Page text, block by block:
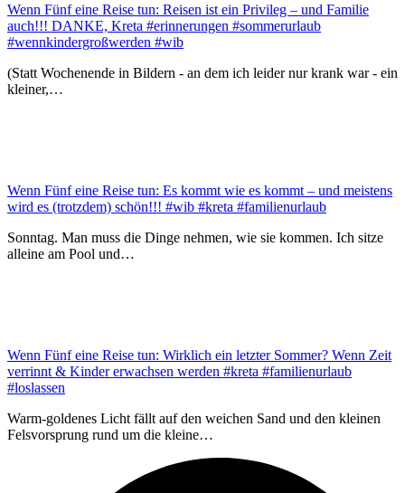
Wenn Fünf eine Reise tun: Reisen ist ein Privileg – und Familie
auch!!! DANKE, Kreta #erinnerungen #sommerurlaub
#wennkindergroßwerden #wib
(Statt Wochenende in Bildern - an dem ich leider nur krank war - ein
kleiner,…
Wenn Fünf eine Reise tun: Es kommt wie es kommt – und meistens
wird es (trotzdem) schön!!! #wib #kreta #familienurlaub
Sonntag. Man muss die Dinge nehmen, wie sie kommen. Ich sitze
alleine am Pool und…
Wenn Fünf eine Reise tun: Wirklich ein letzter Sommer? Wenn Zeit
verrinnt & Kinder erwachsen werden #kreta #familienurlaub
#loslassen
Warm-goldenes Licht fällt auf den weichen Sand und den kleinen
Felsvorsprung rund um die kleine…